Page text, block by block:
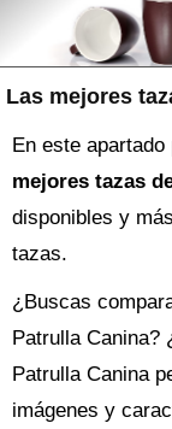
Las mejores
En este
mejores tazas
disponibles y
tazas.
¿Buscas
Patrulla Canina?
Patrulla Canina
imágenes y